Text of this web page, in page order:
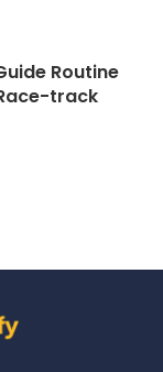
Routine
track